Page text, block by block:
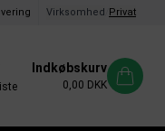
Virksomhed Privat
Indkøbskurv
0,00 DKK